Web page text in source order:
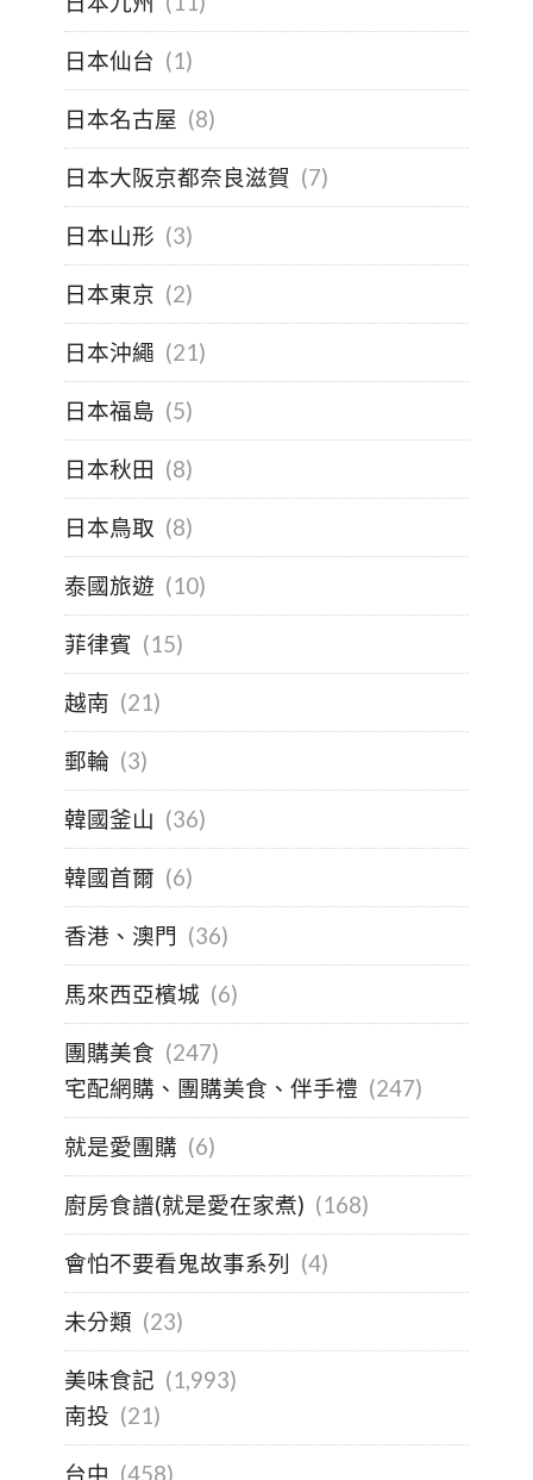
日本仙台 (1)
日本名古屋 (8)
日本大阪京都奈良滋賀 (7)
日本山形 (3)
日本東京 (2)
日本沖繩 (21)
日本福島 (5)
日本秋田 (8)
日本鳥取 (8)
泰國旅遊 (10)
菲律賓 (15)
越南 (21)
郵輪 (3)
韓國釜山 (36)
韓國首爾 (6)
香港、澳門 (36)
馬來西亞檳城 (6)
團購美食 (247)
宅配網購、團購美食、伴手禮 (247)
就是愛團購 (6)
廚房食譜(就是愛在家煮) (168)
會怕不要看鬼故事系列 (4)
未分類 (23)
美味食記 (1,993)
南投 (21)
台中 (458)